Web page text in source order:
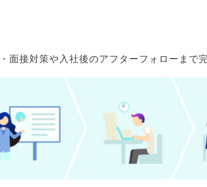
接対策や入社後のアフターフォローまで